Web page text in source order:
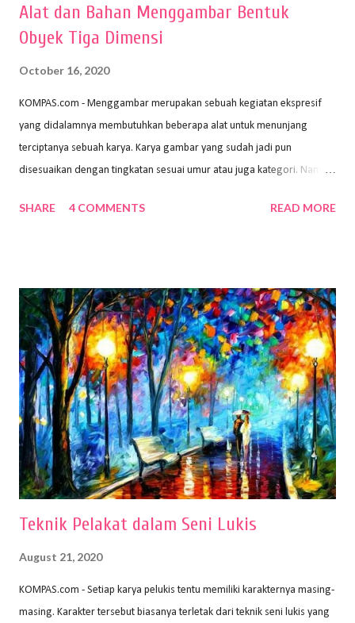
Alat dan Bahan Menggambar Bentuk
Obyek Tiga Dimensi
October 16, 2020
KOMPAS.com - Menggambar merupakan sebuah kegiatan ekspresif
yang didalamnya membutuhkan beberapa alat untuk menunjang
terciptanya sebuah karya. Karya gambar yang sudah jadi pun
disesuaikan dengan tingkatan sesuai umur atau juga kategori. Namun,
sehingga hasilnya bisa dilihat. Peran alat dan bahan sangat
memiliki spesifikasi berbeda sesuai jenisnya. Berikut peralatan
menggambar bentuk: 1. Kertas Gambar Kegiatan menggambar
membutuhkan kertas yang baik agar proses pembuatan gambar lebih
nyaman dan maksimal. Bahan kertas yang baik salah satu syaratnya
adalah tidak mudah sobek, mengingat menggambar merupakan
proses menggores dan menghapus. Kertas adalah bahan yang paling
ideal digunakan untuk menggambar. Dalam menggambar
menggunakan pen...
SHARE 4 COMMENTS READ MORE
Teknik Pelakat dalam Seni Lukis
August 21, 2020
KOMPAS.com - Setiap karya pelukis tentu memiliki karakternya masing-
masing. Karakter tersebut biasanya terletak dari teknik seni lukis yang